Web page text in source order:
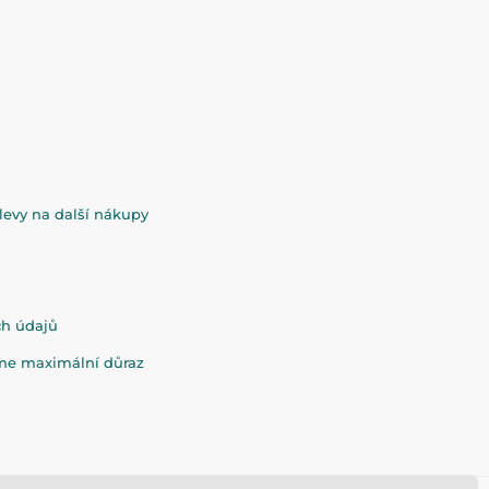
na další nákupy
údajů
maximální důraz